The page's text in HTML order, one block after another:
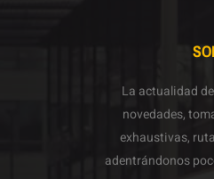
La actualidad
novedades,
exhaustivas,
adentrándonos